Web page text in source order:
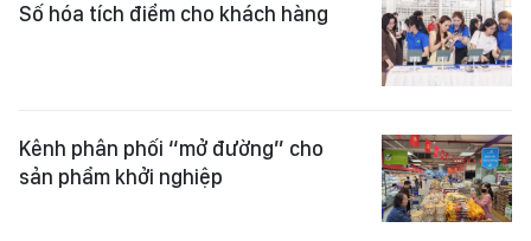
Số hóa tích điểm cho khách hàng
Kênh phân phối “mở đường” cho
sản phẩm khởi nghiệp